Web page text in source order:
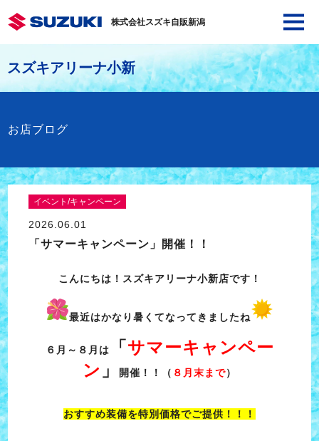
株式会社スズキ自販新潟
スズキアリーナ小新
お店ブログ
イベント/キャンペーン
2026.06.01
「サマーキャンペーン」開催！！
こんにちは！スズキアリーナ小新店です！
最近はかなり暑くてなってきましたね
６月～８月 は 「サマーキャンペー
ン 」 開催！！ （ ８月末まで）
おすすめ装備を特別価格でご提供！！！